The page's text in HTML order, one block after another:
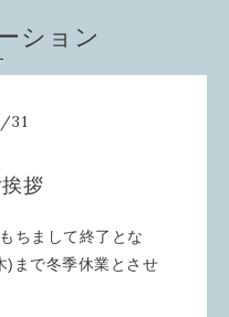
ション
/31
拶
ちまして終了とな
)まで冬季休業とさせ